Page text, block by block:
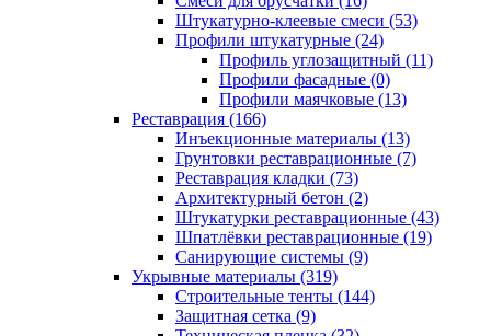
Штукатурно-клеевые смеси (53)
Профили штукатурные (24)
Профиль углозащитный (11)
Профили фасадные (0)
Профили маячковые (13)
Реставрация (166)
Инъекционные материалы (13)
Грунтовки реставрационные (7)
Реставрация кладки (73)
Архитектурный бетон (2)
Штукатурки реставрационные (43)
Шпатлёвки реставрационные (19)
Санирующие системы (9)
Укрывные материалы (319)
Строительные тенты (144)
Защитная сетка (9)